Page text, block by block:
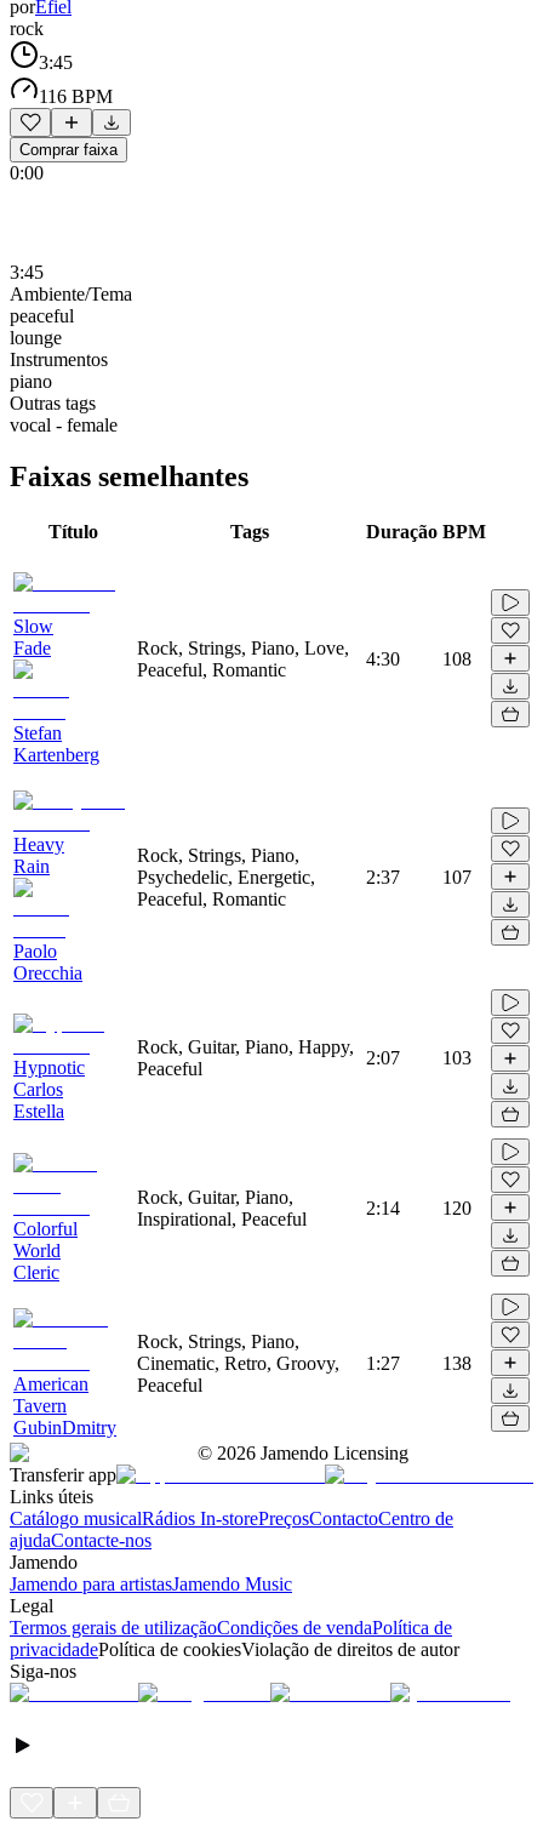
porEfiel
rock
3:45
116 BPM
Comprar faixa
0:00
3:45
Ambiente/Tema
peaceful
lounge
Instrumentos
piano
Outras tags
vocal - female
Faixas semelhantes
Título Tags Duração BPM
Slow
Fade
Stefan
Kartenberg
Rock, Strings, Piano, Love,
Peaceful, Romantic
4:30 108
Heavy
Rain
Paolo
Orecchia
Rock, Strings, Piano,
Psychedelic, Energetic,
Peaceful, Romantic
2:37 107
Hypnotic
Carlos
Estella
Rock, Guitar, Piano, Happy,
Peaceful
2:07 103
Colorful
World
Cleric
Rock, Guitar, Piano,
Inspirational, Peaceful
2:14 120
American
Tavern
GubinDmitry
Rock, Strings, Piano,
Cinematic, Retro, Groovy,
Peaceful
1:27 138
© 2026 Jamendo Licensing
Transferir app
Links úteis
Catálogo musicalRádios In-storePreçosContactoCentro de
ajudaContacte-nos
Jamendo
Jamendo para artistasJamendo Music
Legal
Termos gerais de utilizaçãoCondições de vendaPolítica de
privacidadePolítica de cookiesViolação de direitos de autor
Siga-nos